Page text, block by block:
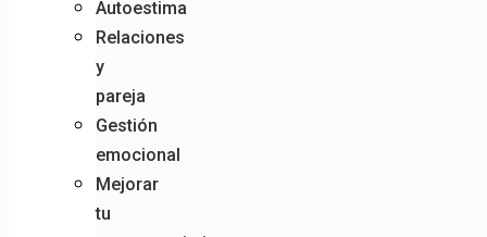
Autoestima
Relaciones
y
pareja
Gestión
emocional
Mejorar
tu